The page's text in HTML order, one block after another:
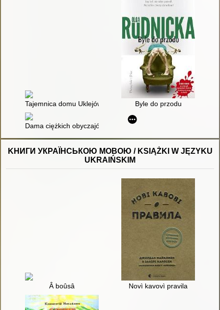
Tajemnica domu Uklejów Byle do przodu
Dama ciężkich obyczajów
KНИГИ УКРАЇНСЬКОЮ МОВОЮ / KSIĄŻKI W JĘZYKU
UKRAIŃSKIM
Â boûsâ Novì kavovì pravila